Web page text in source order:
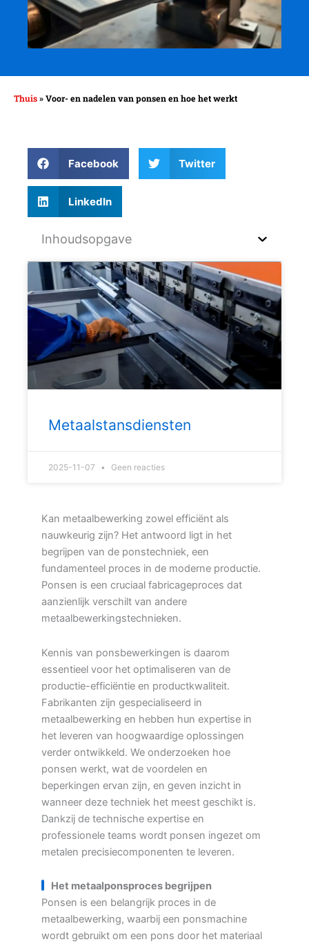
Thuis»Voor- en nadelen van ponsen en hoe het werkt
Facebook Twitter
LinkedIn
Inhoudsopgave
Metaalstansdiensten
2025-11-07 Geen reacties
Kan metaalbewerking zowel efficiënt als
nauwkeurig zijn? Het antwoord ligt in het
begrijpen van de ponstechniek, een
fundamenteel proces in de moderne productie.
Ponsen is een cruciaal fabricageproces dat
aanzienlijk verschilt van andere
metaalbewerkingstechnieken.
Kennis van ponsbewerkingen is daarom
essentieel voor het optimaliseren van de
productie-efficiëntie en productkwaliteit.
Fabrikanten zijn gespecialiseerd in
metaalbewerking en hebben hun expertise in
het leveren van hoogwaardige oplossingen
verder ontwikkeld. We onderzoeken hoe
ponsen werkt, wat de voordelen en
beperkingen ervan zijn, en geven inzicht in
wanneer deze techniek het meest geschikt is.
Dankzij de technische expertise en
professionele teams wordt ponsen ingezet om
metalen precisiecomponenten te leveren.
Het metaalponsproces begrijpen
Ponsen is een belangrijk proces in de
metaalbewerking, waarbij een ponsmachine
wordt gebruikt om een pons door het materiaal